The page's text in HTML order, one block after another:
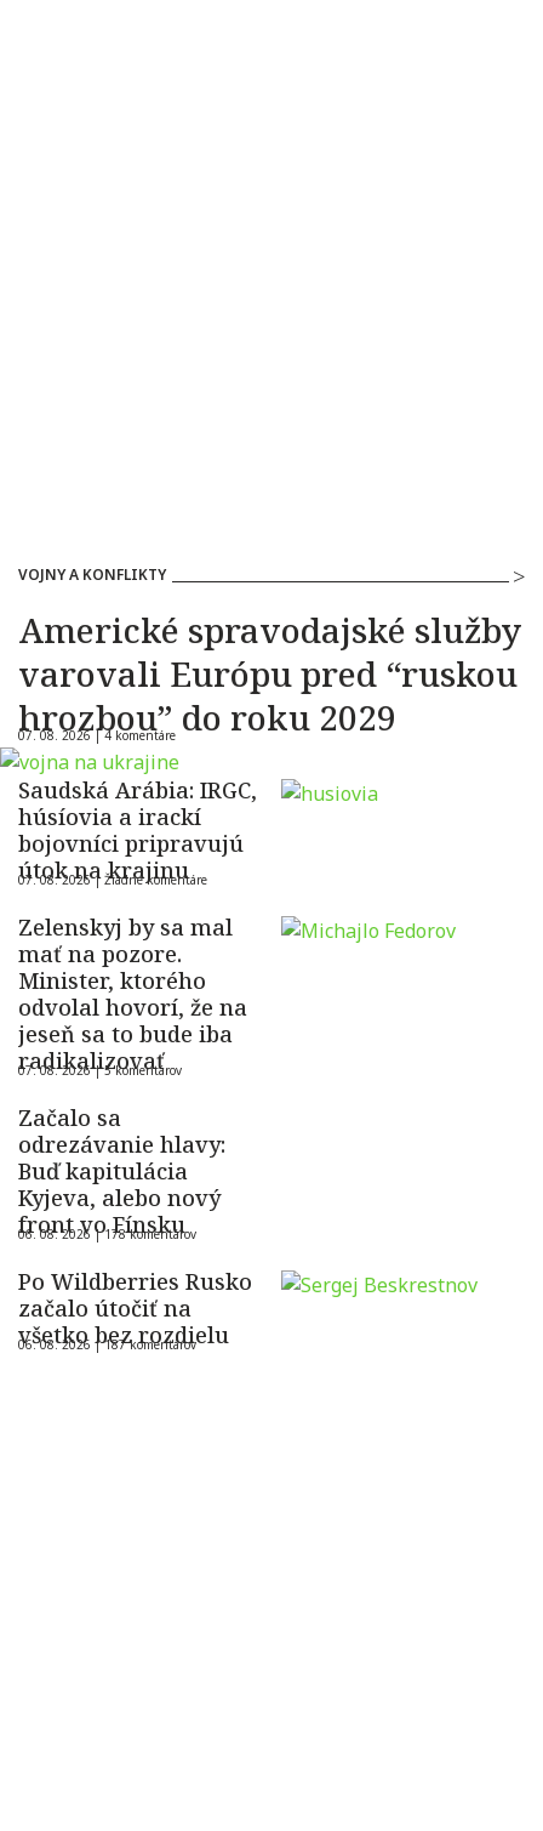
VOJNY A KONFLIKTY
Americké spravodajské služby
varovali Európu pred “ruskou
hrozbou” do roku 2029
07. 08. 2026 |4 komentáre
Saudská Arábia: IRGC,
húsíovia a irackí
bojovníci pripravujú
útok na krajinu
07. 08. 2026 |Žiadne komentáre
Zelenskyj by sa mal
mať na pozore.
Minister, ktorého
odvolal hovorí, že na
jeseň sa to bude iba
radikalizovať
07. 08. 2026 |5 komentárov
Začalo sa
odrezávanie hlavy:
Buď kapitulácia
Kyjeva, alebo nový
front vo Fínsku
06. 08. 2026 |178 komentárov
Po Wildberries Rusko
začalo útočiť na
všetko bez rozdielu
06. 08. 2026 |187 komentárov